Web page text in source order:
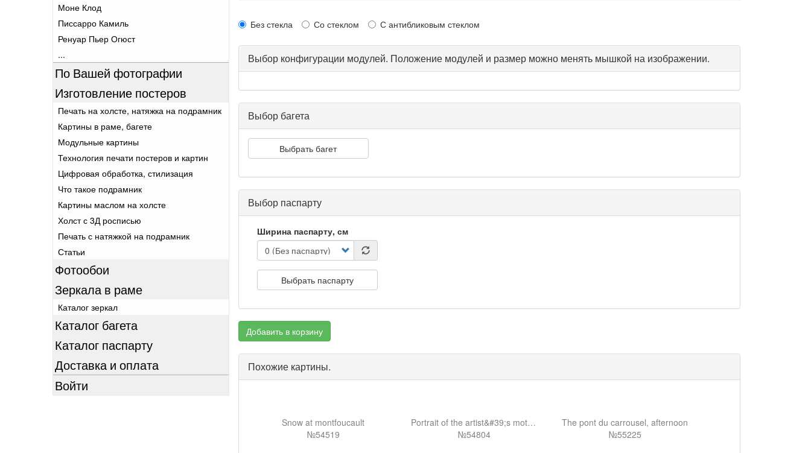
Моне Клод
Писсарро Камиль
Ренуар Пьер Огюст
...
По Вашей фотографии
Изготовление постеров
Печать на холсте, натяжка на подрамник
Картины в раме, багете
Модульные картины
Технология печати постеров и картин
Цифровая обработка, стилизация
Что такое подрамник
Картины маслом на холсте
Холст с 3Д росписью
Печать с натяжкой на подрамник
Статьи
Фотообои
Зеркала в раме
Каталог зеркал
Каталог багета
Каталог паспарту
Доставка и оплата
Войти
Без стекла Со стеклом С антибликовым стеклом
Выбор конфигурации модулей. Положение модулей и размер можно менять мышкой на изображении.
Выбор багета
Выбрать багет
Выбор паспарту
Ширина паспарту, см
Выбрать паспарту
Добавить в корзину
Похожие картины.
Snow at montfoucault
№54519
Portrait of the artist&#39;s mother
№54804
The pont du carrousel, afternoon
№55225